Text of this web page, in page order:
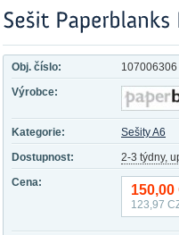
Obj. číslo:
107006306
Výrobce:
Kategorie:
Sešity A6
Dostupnost:
2-3 týdny,
Cena:
150,00
123,97